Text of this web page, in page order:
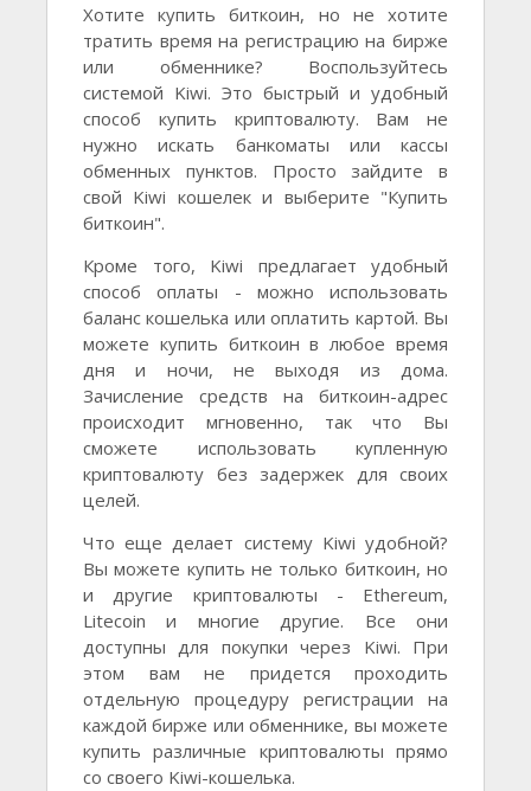
Хотите купить биткоин, но не хотите
тратить время на регистрацию на бирже
или обменнике? Воспользуйтесь
системой Kiwi. Это быстрый и удобный
способ купить криптовалюту. Вам не
нужно искать банкоматы или кассы
обменных пунктов. Просто зайдите в
свой Kiwi кошелек и выберите "Купить
биткоин".
Кроме того, Kiwi предлагает удобный
способ оплаты - можно использовать
баланс кошелька или оплатить картой. Вы
можете купить биткоин в любое время
дня и ночи, не выходя из дома.
Зачисление средств на биткоин-адрес
происходит мгновенно, так что Вы
сможете использовать купленную
криптовалюту без задержек для своих
целей.
Что еще делает систему Kiwi удобной?
Вы можете купить не только биткоин, но
и другие криптовалюты - Ethereum,
Litecoin и многие другие. Все они
доступны для покупки через Kiwi. При
этом вам не придется проходить
отдельную процедуру регистрации на
каждой бирже или обменнике, вы можете
купить различные криптовалюты прямо
со своего Kiwi-кошелька.